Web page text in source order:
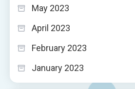
May 2023
April 2023
February 2023
January 2023